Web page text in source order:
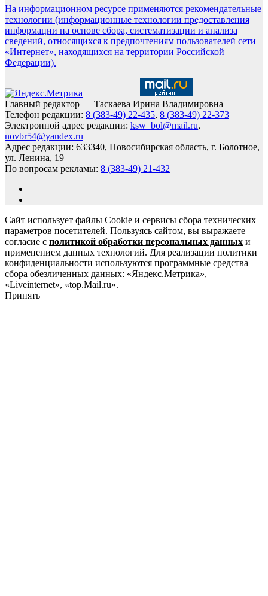
На информационном ресурсе применяются рекомендательные
технологии (информационные технологии предоставления
информации на основе сбора, систематизации и анализа
сведений, относящихся к предпочтениям пользователей сети
«Интернет», находящихся на территории Российской
Федерации).
Главный редактор — Таскаева Ирина Владимировна
Телефон редакции: 8 (383-49) 22-435, 8 (383-49) 22-373
Электронной адрес редакции: ksw_bol@mail.ru,
novbr54@yandex.ru
Адрес редакции: 633340, Новосибирская область, г. Болотное,
ул. Ленина, 19
По вопросам рекламы: 8 (383-49) 21-432
Сайт использует файлы Cookie и сервисы сбора технических
параметров посетителей. Пользуясь сайтом, вы выражаете
согласие с политикой обработки персональных данных и
применением данных технологий. Для реализации политики
конфиденциальности используются программные средства
сбора обезличенных данных: «Яндекс.Метрика»,
«Liveinternet», «top.Mail.ru».
Принять